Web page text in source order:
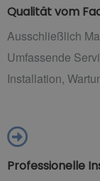
Qualität vom
Ausschließlich
Umfassende
Installation,
Professionelle